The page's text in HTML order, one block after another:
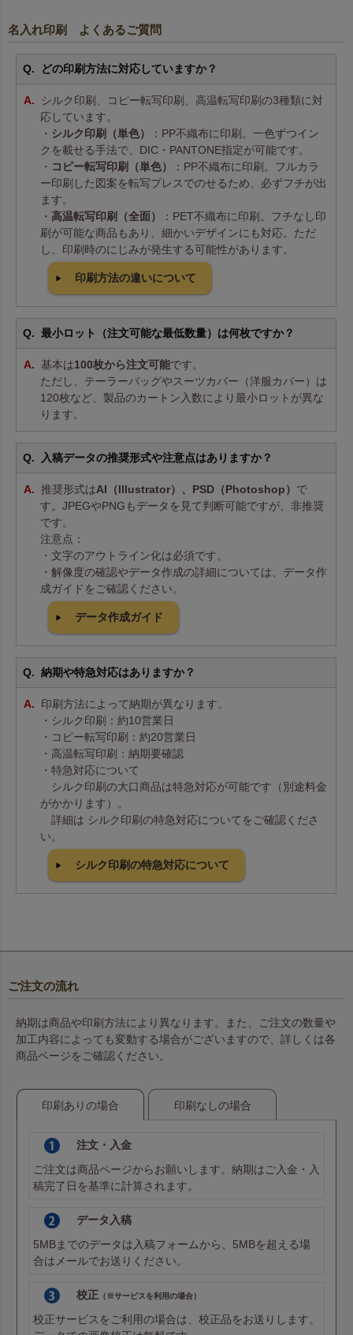
名入れ印刷 よくあるご質問
どの印刷方法に対応していますか？
シルク印刷、コピー転写印刷、高温転写印刷の3種類に対
応しています。
・ シルク印刷（単色）
：PP不織布に印刷。一色ずつイン
クを載せる手法で、DIC・PANTONE指定が可能です。
・ コピー転写印刷（単色）
：PP不織布に印刷。フルカラ
ー印刷した図案を転写プレスでのせるため、必ずフチが出
ます。
・ 高温転写印刷（全面）
：PET不織布に印刷。フチなし印
刷が可能な商品もあり、細かいデザインにも対応。ただ
し、印刷時のにじみが発生する可能性があります。
印刷方法の違いについて
最小ロット（注文可能な最低数量）は何枚ですか？
基本は100枚から注文可能です。
ただし、テーラーバッグやスーツカバー（洋服カバー）は
120枚など、製品のカートン入数により最小ロットが異な
ります。
入稿データの推奨形式や注意点はありますか？
推奨形式はAI（Illustrator）、PSD（Photoshop） で
す。JPEGやPNGもデータを見て判断可能ですが、非推奨
です。
注意点：
・文字のアウトライン化は必須です。
・解像度の確認やデータ作成の詳細については、データ作
成ガイドをご確認ください。
データ作成ガイド
納期や特急対応はありますか？
印刷方法によって納期が異なります。
・シルク印刷：約10営業日
・コピー転写印刷：約20営業日
・高温転写印刷：納期要確認
・特急対応について
シルク印刷の大口商品は特急対応が可能です（別途料金
がかかります）。
詳細は シルク印刷の特急対応についてをご確認くださ
い。
シルク印刷の特急対応について
ご注文の流れ
納期は商品や印刷方法により異なります。また、ご注文の数量や
加工内容によっても変動する場合がございますので、詳しくは各
商品ページをご確認ください。
印刷ありの場合 印刷なしの場合
注文・入金
ご注文は商品ページからお願いします。納期はご入金・入
稿完了日を基準に計算されます。
データ入稿
5MBまでのデータは入稿フォームから、5MBを超える場
合はメールでお送りください。
校正（※サービスを利用の場合）
校正サービスをご利用の場合は、校正品をお送りします。